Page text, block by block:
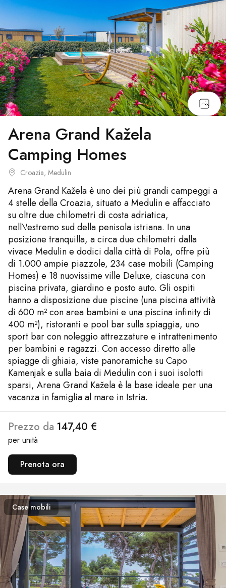
Arena Grand Kažela
Camping Homes
Croazia, Medulin
Arena Grand Kažela è uno dei più grandi campeggi a
4 stelle della Croazia, situato a Medulin e affacciato
su oltre due chilometri di costa adriatica,
nell\'estremo sud della penisola istriana. In una
posizione tranquilla, a circa due chilometri dalla
vivace Medulin e dodici dalla città di Pola, offre più
di 1.000 ampie piazzole, 234 case mobili (Camping
Homes) e 18 nuovissime ville Deluxe, ciascuna con
piscina privata, giardino e posto auto. Gli ospiti
hanno a disposizione due piscine (una piscina attività
di 600 m² con area bambini e una piscina infinity di
400 m²), ristoranti e pool bar sulla spiaggia, uno
sport bar con noleggio attrezzature e intrattenimento
per bambini e ragazzi. Con accesso diretto alle
spiagge di ghiaia, viste panoramiche su Capo
Kamenjak e sulla baia di Medulin con i suoi isolotti
sparsi, Arena Grand Kažela è la base ideale per una
vacanza in famiglia al mare in Istria.
Prezzo da 147,40 €
per unità
Prenota ora
Case mobili